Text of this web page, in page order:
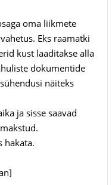
oma liikmete
Eks raamatki
kust laaditakse alla
dokumentide
näiteks
ja sisse saavad
hakata.